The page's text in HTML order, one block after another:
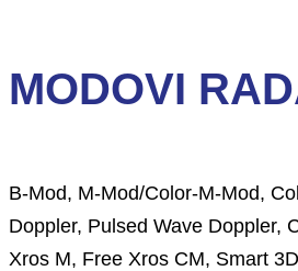
MODOVI
B-Mod, M-Mod/Color-M-Mod,
Doppler, Pulsed Wave Doppler,
Xros M, Free Xros CM, Smart